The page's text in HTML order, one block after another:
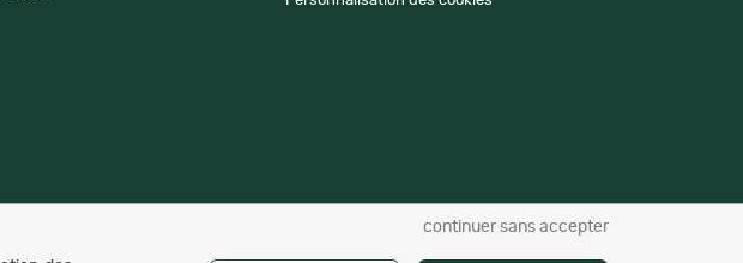
N°CNIL: 1239459.
continuer sans accepter